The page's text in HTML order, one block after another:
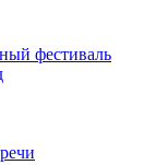
фестиваль